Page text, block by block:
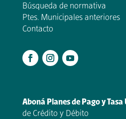
Búsqueda de normativa
Ptes. Municipales anteriores
Contacto
Aboná Planes de Pago y Tasa
de Crédito y Débito